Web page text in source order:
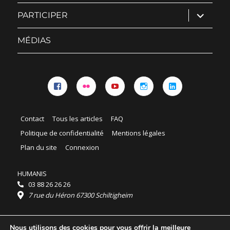
PARTICIPER ouvrir
le
sous-
MÉDIAS
Contact Tous les articles
FAQ
Politique de confidentialité
Mentions légales
Plan du site
Connexion
HUMANIS
03 88 26 26 26
7 rue du Héron 67300 Schiltigheim
Horaires :
Nous utilisons des cookies pour vous offrir la meilleure